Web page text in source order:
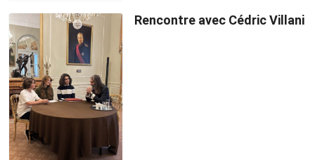
Rencontre avec Cédric Villani